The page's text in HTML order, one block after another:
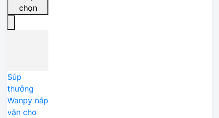
chọn
Súp
thưởng
Wanpy nắp
vặn cho